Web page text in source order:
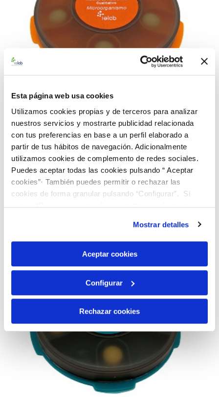
Esta página web usa cookies
Utilizamos cookies propias y de terceros para analizar
nuestros servicios y mostrarte publicidad relacionada
con tus preferencias en base a un perfil elaborado a
partir de tus hábitos de navegación. Adicionalmente
utilizamos cookies de complemento de redes sociales.
Puedes aceptar todas las cookies pulsando “ Aceptar
cookies”· También puedes permitir o rechazar las
cookies de forma granular pulsando “Configurar”. Si
pulsas “Rechazar cookies”, equivaldrá a rechazar la
son indispensables para que el sitio web funcione y que
por tanto no se pueden desactivar. Puedes consultar
más información en nuestraPolítica de Cookies
Mostrar detalles
Aceptar cookies
Configurar
Rechazar cookies
990207 BACredi BL Rango Alto B. subtilis CECT
356
91,00 €
AÑADIR AL CARRITO